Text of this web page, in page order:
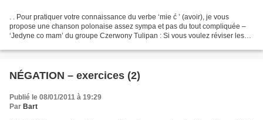
. . Pour pratiquer votre connaissance du verbe ‘mie ć ’ (avoir), je vous
propose une chanson polonaise assez sympa et pas du tout compliquée –
‘Jedyne co mam’ du groupe Czerwony Tulipan : Si vous voulez réviser les
NÉGATION – exercices (2)
Publié le 08/01/2011 à 19:29
Par Bart